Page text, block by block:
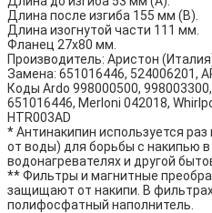
Длина после изгиба 155 мм (В).
Длина изогнутой части 111 мм.
Фланец 27х80 мм.
Производитель: Аристон
Замена: 651016446, 524006201,
Коды Ardo 998000500,
651016446, Merloni 042018,
HTR003AD
* Антинакипин используется
от воды) для борьбы с накипью
водонагревателях и другой
** Фильтры и магнитные
защищают от накипи. В
полифосфатный наполнитель.